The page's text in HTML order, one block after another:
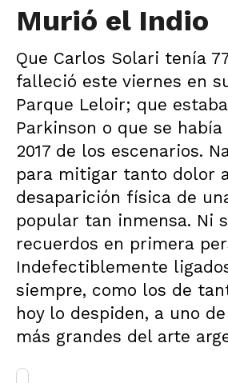
Murió el Indio
Que Carlos Solari tenía
falleció este viernes en
Parque Leloir; que
Parkinson o que se
2017 de los escenarios.
para mitigar tanto dolor
desaparición física de
popular tan inmensa. Ni
recuerdos en primera
Indefectiblemente
siempre, como los de
hoy lo despiden, a uno
más grandes del arte